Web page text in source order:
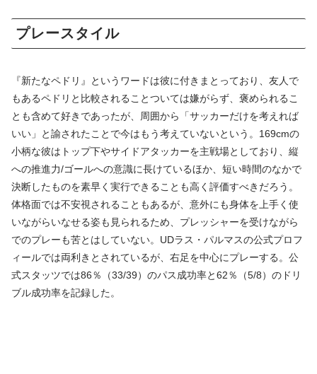
プレースタイル
『新たなペドリ』というワードは彼に付きまとっており、友人で
もあるペドリと比較されることついては嫌がらず、褒められるこ
とも含めて好きであったが、周囲から「サッカーだけを考えれば
いい」と諭されたことで今はもう考えていないという。169cmの
小柄な彼はトップ下やサイドアタッカーを主戦場としており、縦
への推進力/ゴールへの意識に長けているほか、短い時間のなかで
決断したものを素早く実行できることも高く評価すべきだろう。
体格面では不安視されることもあるが、意外にも身体を上手く使
いながらいなせる姿も見られるため、プレッシャーを受けながら
でのプレーも苦とはしていない。UDラス・パルマスの公式プロフ
ィールでは両利きとされているが、右足を中心にプレーする。公
式スタッツでは86％（33/39）のパス成功率と62％（5/8）のドリ
ブル成功率を記録した。